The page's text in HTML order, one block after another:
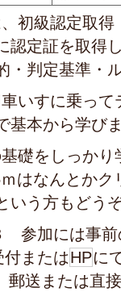
級認定取得
認定証を取得
・判定基準・
すに乗って
基本から学び
をしっかり
はなんとか
いう方もどう
参加には事前
またはHPに
郵送または直